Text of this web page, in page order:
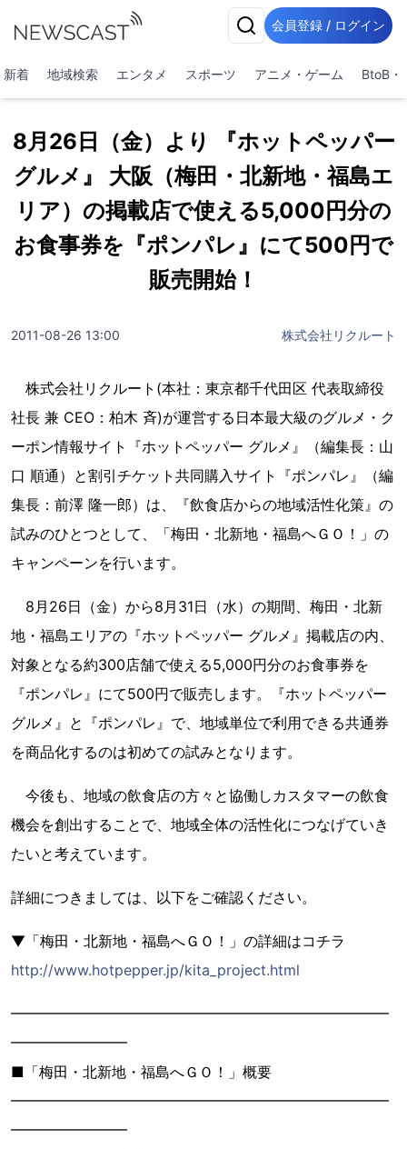
会員登録 / ログイン
新着 地域検索 エンタメ スポーツ アニメ・ゲーム BtoB・
8月26日（金）より 『ホットペッパー
グルメ』 大阪（梅田・北新地・福島エ
リア）の掲載店で使える5,000円分の
お食事券を『ポンパレ』にて500円で
販売開始！
2011-08-26 13:00 株式会社リクルート
株式会社リクルート(本社：東京都千代田区 代表取締役
社長 兼 CEO：柏木 斉)が運営する日本最大級のグルメ・ク
ーポン情報サイト『ホットペッパー グルメ』（編集長：山
口 順通）と割引チケット共同購入サイト『ポンパレ』（編
集長：前澤 隆一郎）は、『飲食店からの地域活性化策』の
試みのひとつとして、「梅田・北新地・福島へＧＯ！」の
キャンペーンを行います。
8月26日（金）から8月31日（水）の期間、梅田・北新
地・福島エリアの『ホットペッパー グルメ』掲載店の内、
対象となる約300店舗で使える5,000円分のお食事券を
『ポンパレ』にて500円で販売します。『ホットペッパー
グルメ』と『ポンパレ』で、地域単位で利用できる共通券
を商品化するのは初めての試みとなります。
今後も、地域の飲食店の方々と協働しカスタマーの飲食
機会を創出することで、地域全体の活性化につなげていき
たいと考えています。
詳細につきましては、以下をご確認ください。
▼「梅田・北新地・福島へＧＯ！」の詳細はコチラ
http://www.hotpepper.jp/kita_project.html
━━━━━━━━━━━━━━━━━━━━━━━━━━
━━━━━━━━
■「梅田・北新地・福島へＧＯ！」概要
━━━━━━━━━━━━━━━━━━━━━━━━━━
━━━━━━━━